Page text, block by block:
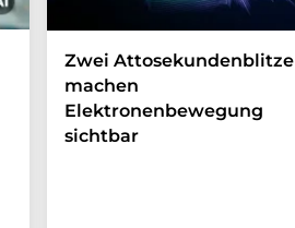
Zwei Attosekundenblitze
machen
Elektronenbewegung
sichtbar